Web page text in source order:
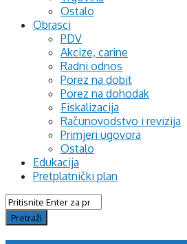
Ostalo
Obrasci
PDV
Akcize, carine
Radni odnos
Porez na dobit
Porez na dohodak
Fiskalizacija
Računovodstvo i revizija
Primjeri ugovora
Ostalo
Edukacija
Pretplatnički plan